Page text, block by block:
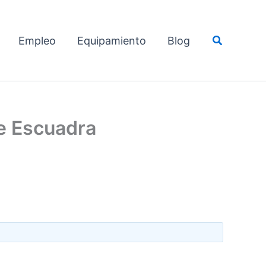
Empleo Equipamiento Blog Buscar
Escuadra